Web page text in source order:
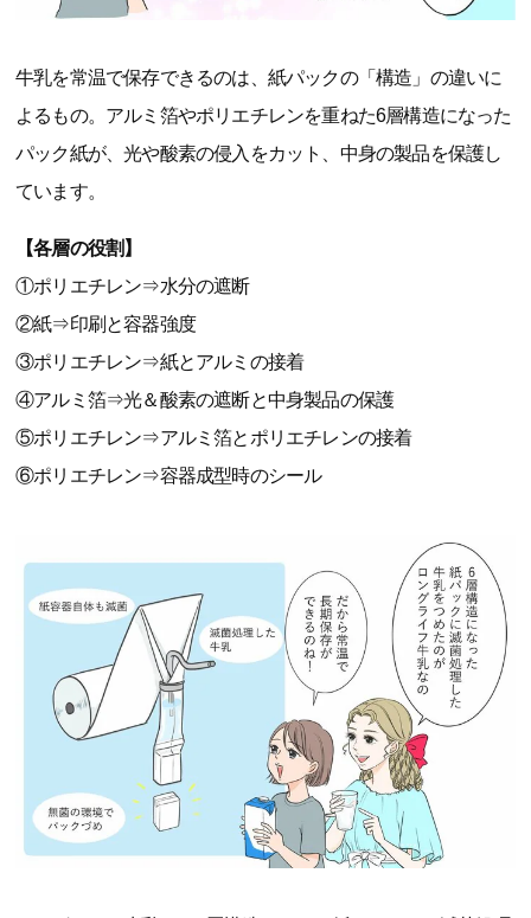
牛乳を常温で保存できるのは、紙パックの「構造」の違いに
よるもの。アルミ箔やポリエチレンを重ねた6層構造になった
パック紙が、光や酸素の侵入をカット、中身の製品を保護し
ています。
【各層の役割】
①ポリエチレン⇒水分の遮断
②紙⇒印刷と容器強度
③ポリエチレン⇒紙とアルミの接着
④アルミ箔⇒光＆酸素の遮断と中身製品の保護
⑤ポリエチレン⇒アルミ箔とポリエチレンの接着
⑥ポリエチレン⇒容器成型時のシール